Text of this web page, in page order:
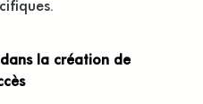
la création de